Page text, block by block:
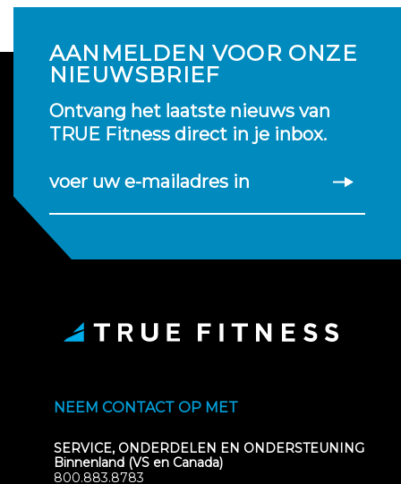
AANMELDEN VOOR ONZE
NIEUWSBRIEF
Ontvang het laatste nieuws van
TRUE Fitness direct in je inbox.
voer uw e-mailadres in
NEEM CONTACT OP MET
SERVICE, ONDERDELEN EN ONDERSTEUNING
Binnenland (VS en Canada)
800.883.8783